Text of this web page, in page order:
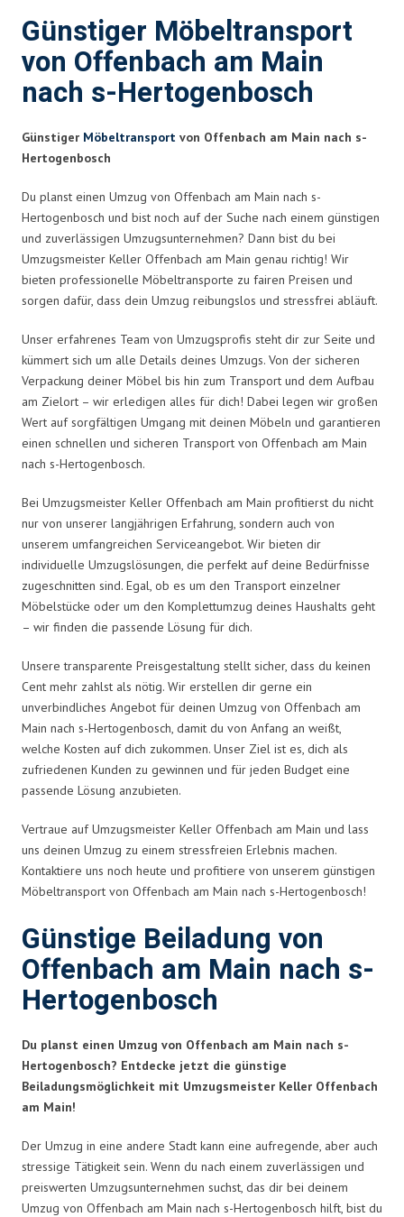
Günstiger Möbeltransport
von Offenbach am Main
nach s-Hertogenbosch
Günstiger Möbeltransport von Offenbach am Main nach s-
Hertogenbosch
Du planst einen Umzug von Offenbach am Main nach s-
Hertogenbosch und bist noch auf der Suche nach einem günstigen
und zuverlässigen Umzugsunternehmen? Dann bist du bei
Umzugsmeister Keller Offenbach am Main genau richtig! Wir
bieten professionelle Möbeltransporte zu fairen Preisen und
sorgen dafür, dass dein Umzug reibungslos und stressfrei abläuft.
Unser erfahrenes Team von Umzugsprofis steht dir zur Seite und
kümmert sich um alle Details deines Umzugs. Von der sicheren
Verpackung deiner Möbel bis hin zum Transport und dem Aufbau
am Zielort – wir erledigen alles für dich! Dabei legen wir großen
Wert auf sorgfältigen Umgang mit deinen Möbeln und garantieren
einen schnellen und sicheren Transport von Offenbach am Main
nach s-Hertogenbosch.
Bei Umzugsmeister Keller Offenbach am Main profitierst du nicht
nur von unserer langjährigen Erfahrung, sondern auch von
unserem umfangreichen Serviceangebot. Wir bieten dir
individuelle Umzugslösungen, die perfekt auf deine Bedürfnisse
zugeschnitten sind. Egal, ob es um den Transport einzelner
Möbelstücke oder um den Komplettumzug deines Haushalts geht
– wir finden die passende Lösung für dich.
Unsere transparente Preisgestaltung stellt sicher, dass du keinen
Cent mehr zahlst als nötig. Wir erstellen dir gerne ein
unverbindliches Angebot für deinen Umzug von Offenbach am
Main nach s-Hertogenbosch, damit du von Anfang an weißt,
welche Kosten auf dich zukommen. Unser Ziel ist es, dich als
zufriedenen Kunden zu gewinnen und für jeden Budget eine
passende Lösung anzubieten.
Vertraue auf Umzugsmeister Keller Offenbach am Main und lass
uns deinen Umzug zu einem stressfreien Erlebnis machen.
Kontaktiere uns noch heute und profitiere von unserem günstigen
Möbeltransport von Offenbach am Main nach s-Hertogenbosch!
Günstige Beiladung von
Offenbach am Main nach s-
Hertogenbosch
Du planst einen Umzug von Offenbach am Main nach s-
Hertogenbosch? Entdecke jetzt die günstige
Beiladungsmöglichkeit mit Umzugsmeister Keller Offenbach
am Main!
Der Umzug in eine andere Stadt kann eine aufregende, aber auch
stressige Tätigkeit sein. Wenn du nach einem zuverlässigen und
preiswerten Umzugsunternehmen suchst, das dir bei deinem
Umzug von Offenbach am Main nach s-Hertogenbosch hilft, bist du